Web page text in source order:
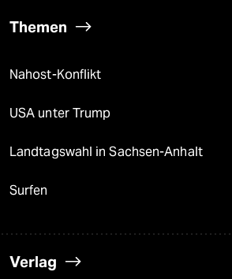
Themen
Nahost-Konflikt
USA unter Trump
Landtagswahl in Sachsen-Anhalt
Surfen
Verlag